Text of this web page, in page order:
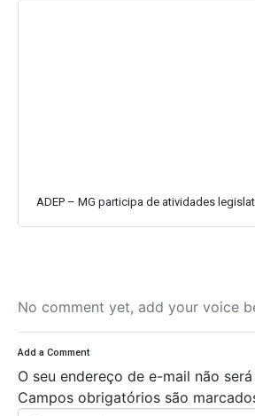
ADEP – MG participa de atividades
No comment yet, add your voice
Add a Comment
O seu endereço de e-mail não
Campos obrigatórios são